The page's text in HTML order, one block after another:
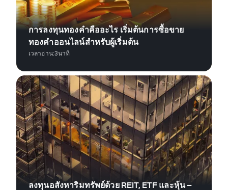
การลงทุนทองคำคืออะไร เริ่มต้นการซื้อขาย
ทองคำออนไลน์สำหรับผู้เริ่มต้น
เวลาอ่าน:3นาที
ลงทุนอสังหาริมทรัพย์ด้วย REIT, ETF และหุ้น –